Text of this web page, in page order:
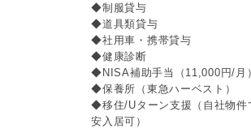
◆制服貸与
◆道具類貸与
◆社用車・携帯貸与
◆健康診断
◆NISA補助手当（11,000円/月）
◆保養所（東急ハーベスト）
◆移住/Uターン支援（自社物件
安入居可）